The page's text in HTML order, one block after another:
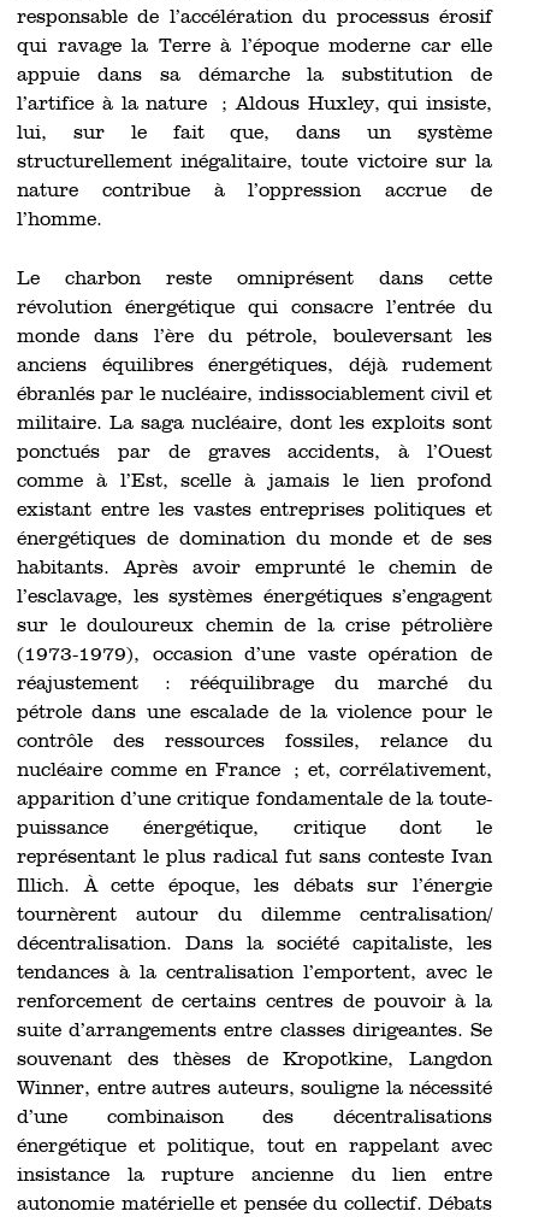
responsable de l’accélération du processus érosif
qui ravage la Terre à l’époque moderne car elle
appuie dans sa démarche la substitution de
l’artifice à la nature ; Aldous Huxley, qui insiste,
lui, sur le fait que, dans un système
structurellement inégalitaire, toute victoire sur la
nature contribue à l’oppression accrue de
l’homme.
Le charbon reste omniprésent dans cette
révolution énergétique qui consacre l’entrée du
monde dans l’ère du pétrole, bouleversant les
anciens équilibres énergétiques, déjà rudement
ébranlés par le nucléaire, indissociablement civil et
militaire. La saga nucléaire, dont les exploits sont
ponctués par de graves accidents, à l’Ouest
comme à l’Est, scelle à jamais le lien profond
existant entre les vastes entreprises politiques et
énergétiques de domination du monde et de ses
habitants. Après avoir emprunté le chemin de
l’esclavage, les systèmes énergétiques s’engagent
sur le douloureux chemin de la crise pétrolière
(1973-1979), occasion d’une vaste opération de
réajustement : rééquilibrage du marché du
pétrole dans une escalade de la violence pour le
contrôle des ressources fossiles, relance du
nucléaire comme en France ; et, corrélativement,
apparition d’une critique fondamentale de la toute-
puissance énergétique, critique dont le
représentant le plus radical fut sans conteste Ivan
Illich. À cette époque, les débats sur l’énergie
tournèrent autour du dilemme centralisation/
décentralisation. Dans la société capitaliste, les
tendances à la centralisation l’emportent, avec le
renforcement de certains centres de pouvoir à la
suite d’arrangements entre classes dirigeantes. Se
souvenant des thèses de Kropotkine, Langdon
Winner, entre autres auteurs, souligne la nécessité
d’une combinaison des décentralisations
énergétique et politique, tout en rappelant avec
insistance la rupture ancienne du lien entre
autonomie matérielle et pensée du collectif. Débats